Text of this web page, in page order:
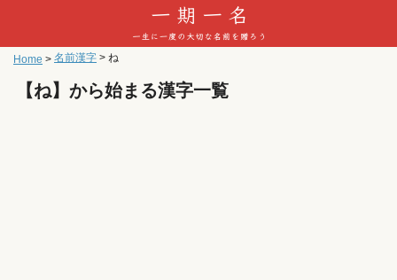
Home > 名前漢字 > ね
【ね】から始まる漢字一覧